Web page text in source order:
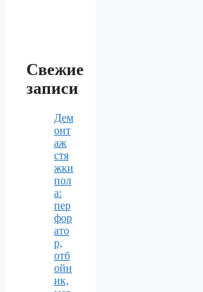
Свежие
записи
Дем
онт
аж
стя
жки
пол
а:
пер
фор
ато
р,
отб
ойн
ик,